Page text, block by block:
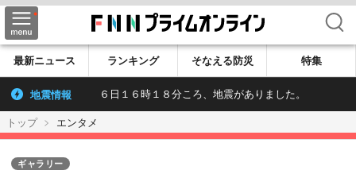
検索
最新ニュース ランキング そなえる防災 特集
地震情報 ６日１６時１８分ころ、地震がありました。
トップ エンタメ
ギャラリー